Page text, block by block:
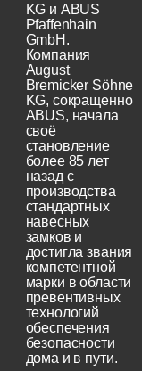
KG и ABUS
Pfaffenhain
GmbH.
Компания
August
Bremicker Söhne
KG, сокращенно
ABUS, начала
своё
становление
более 85 лет
назад с
производства
стандартных
навесных
замков и
достигла звания
компетентной
марки в области
превентивных
технологий
обеспечения
безопасности
дома и в пути.